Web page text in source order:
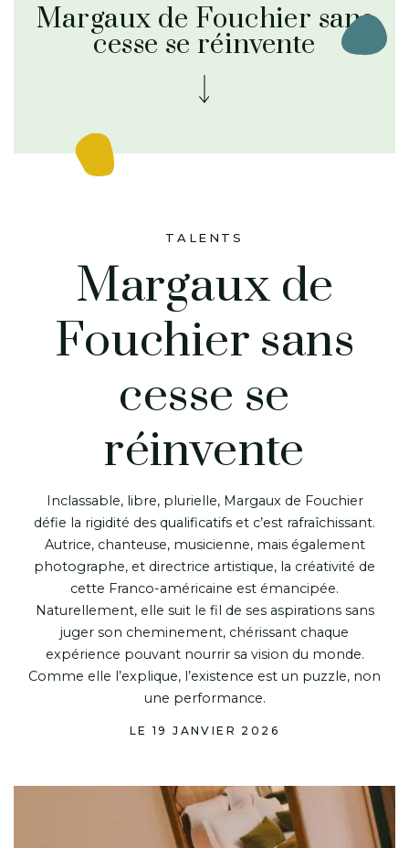
Margaux de Fouchier sans
cesse se réinvente
TALENTS
Margaux de
Fouchier sans
cesse se
réinvente
Inclassable, libre, plurielle, Margaux de Fouchier
défie la rigidité des qualificatifs et c’est rafraîchissant.
Autrice, chanteuse, musicienne, mais également
photographe, et directrice artistique, la créativité de
cette Franco-américaine est émancipée.
Naturellement, elle suit le fil de ses aspirations sans
juger son cheminement, chérissant chaque
expérience pouvant nourrir sa vision du monde.
Comme elle l’explique, l’existence est un puzzle, non
une performance.
LE 19 JANVIER 2026